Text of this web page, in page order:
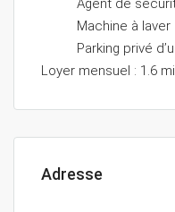
Agent de
Machine à laver
Parking privé
Loyer mensuel : 1.6
Adresse